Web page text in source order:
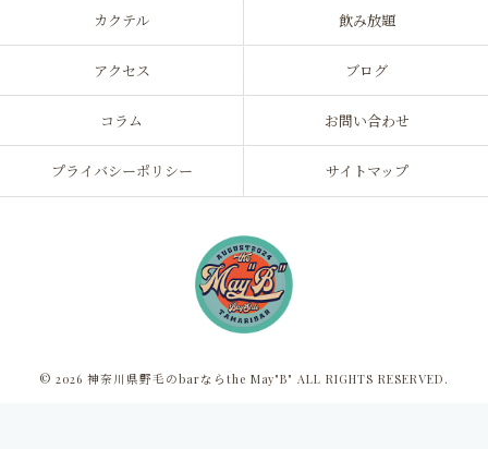
カクテル 飲み放題
アクセス ブログ
コラム お問い合わせ
プライバシーポリシー サイトマップ
© 2026 神奈川県野毛のbarならthe May"B" ALL RIGHTS RESERVED.